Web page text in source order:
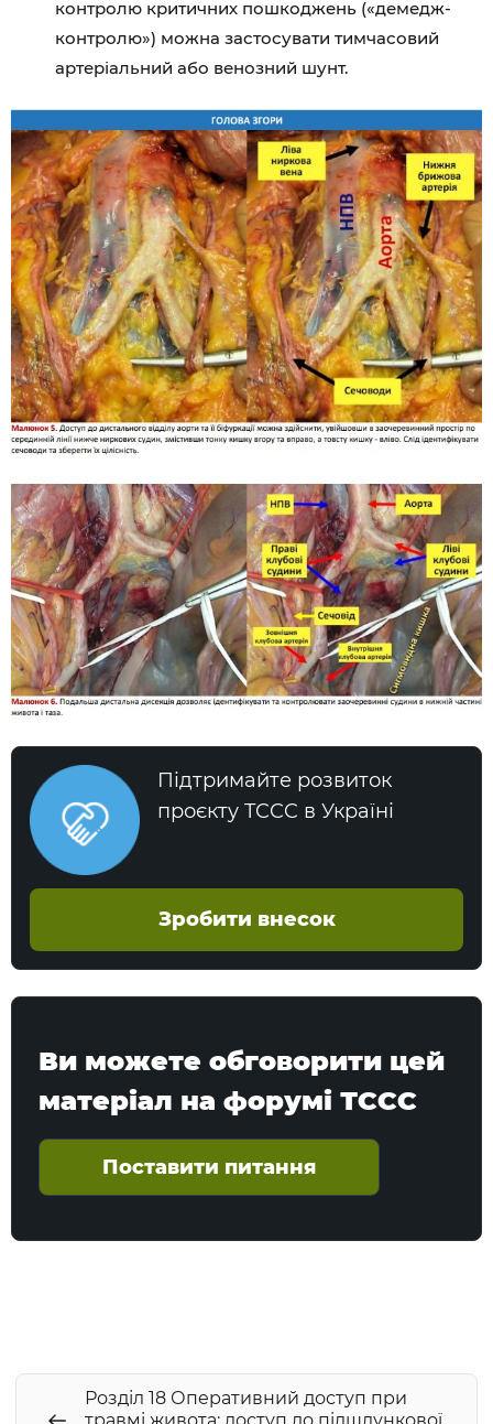
контролю критичних пошкоджень («демедж-
контролю») можна застосувати тимчасовий
артеріальний або венозний шунт.
Підтримайте розвиток
проєкту TCCC в Україні
Зробити внесок
Ви можете обговорити цей
матеріал на форумі ТССС
Поставити питання
Розділ 18 Оперативний доступ при